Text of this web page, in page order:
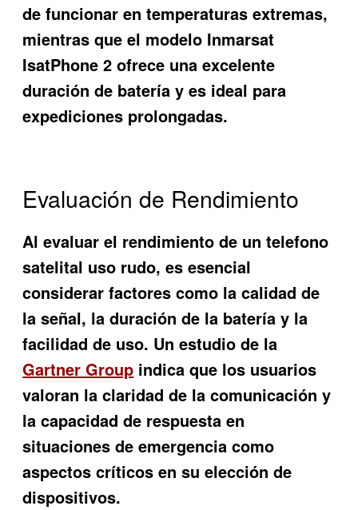
de funcionar en temperaturas extremas,
mientras que el modelo Inmarsat
IsatPhone 2 ofrece una excelente
duración de batería y es ideal para
expediciones prolongadas.
Evaluación de Rendimiento
Al evaluar el rendimiento de untelefono
satelital uso rudo, es esencial
considerar factores como la calidad de
la señal, la duración de la batería y la
facilidad de uso. Un estudio de la
Gartner Group indica que los usuarios
valoran la claridad de la comunicación y
la capacidad de respuesta en
situaciones de emergencia como
aspectos críticos en su elección de
dispositivos.